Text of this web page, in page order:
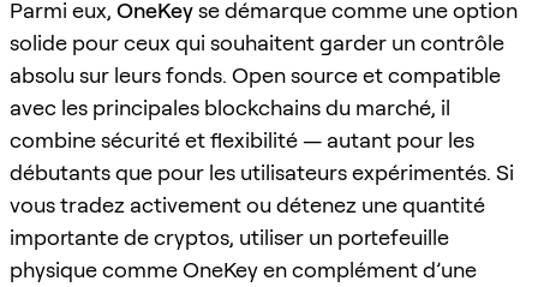
Parmi eux, OneKeyse démarque comme une option
solide pour ceux qui souhaitent garder un contrôle
absolu sur leurs fonds. Open source et compatible
avec les principales blockchains du marché, il
combine sécurité et flexibilité — autant pour les
débutants que pour les utilisateurs expérimentés. Si
vous tradez activement ou détenez une quantité
importante de cryptos, utiliser un portefeuille
physique comme OneKey en complément d’une